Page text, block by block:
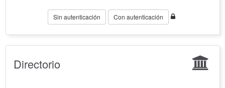
Sin autenticación Con autenticación
Directorio